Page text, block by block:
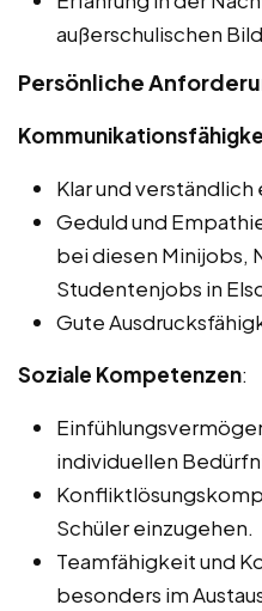
außerschulischen
Persönliche
Klar und
Geduld und
bei diesen Minijobs,
Studentenjobs in
Gute
Soziale Kompetenzen:
individuellen
Schüler einzugehen.
Teamfähigkeit und
besonders im